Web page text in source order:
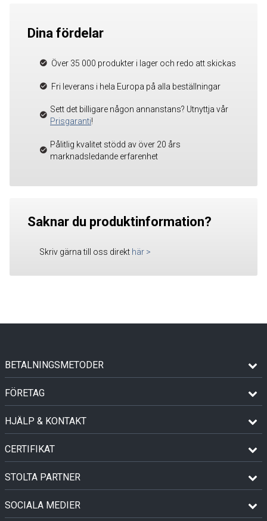
Dina fördelar
Över 35 000 produkter i lager och redo att skickas
Fri leverans i hela Europa på alla beställningar
Sett det billigare någon annanstans? Utnyttja vår
Prisgaranti!
Pålitlig kvalitet stödd av över 20 års
marknadsledande erfarenhet
Saknar du produktinformation?
Skriv gärna till oss direkt här >
BETALNINGSMETODER
FÖRETAG
HJÄLP & KONTAKT
CERTIFIKAT
STOLTA PARTNER
SOCIALA MEDIER